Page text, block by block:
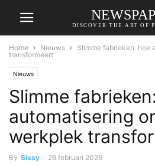
DISCOVER THE ART OF
Home Nieuws
Slimme fabrieken: hoe
transformeert
Nieuws
Slimme
automatisering
werkplek
By Sissy - 26 februari 2026